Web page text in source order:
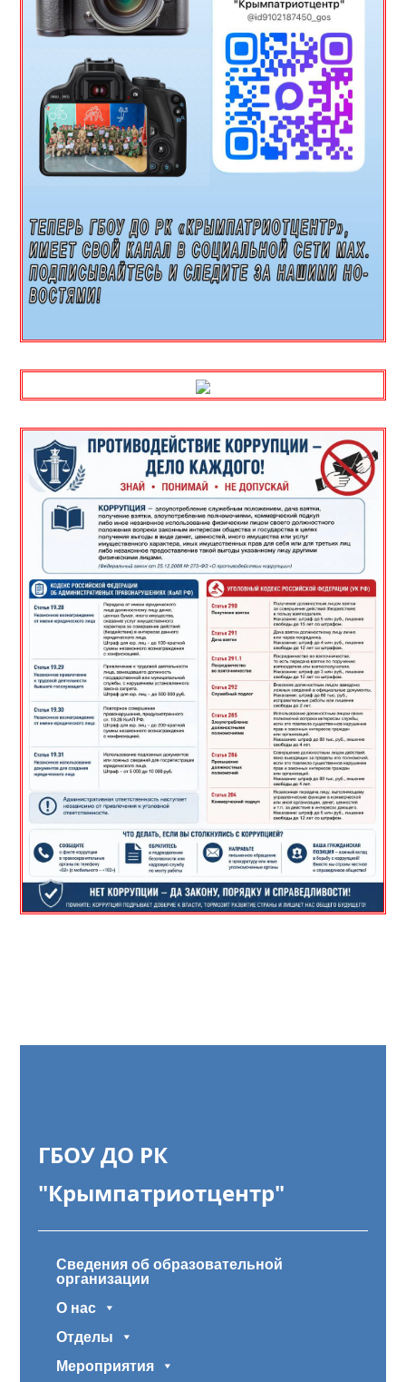
ГБОУ ДО РК
"Крымпатриотцентр"
Сведения об образовательной
организации
О нас
Отделы
Мероприятия